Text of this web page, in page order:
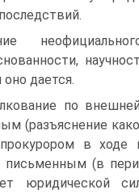
дается.
по
(разъяснение
в ходе
письменным (в
юридической